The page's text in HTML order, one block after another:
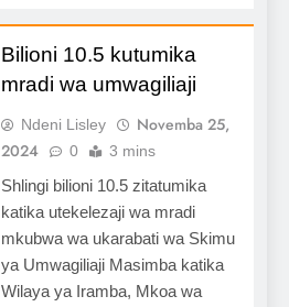
Bilioni 10.5 kutumika
mradi wa umwagiliaji
Ndeni Lisley
Novemba 25,
2024
0 3 mins
Shlingi bilioni 10.5 zitatumika
katika utekelezaji wa mradi
mkubwa wa ukarabati wa Skimu
ya Umwagiliaji Masimba katika
Wilaya ya Iramba, Mkoa wa